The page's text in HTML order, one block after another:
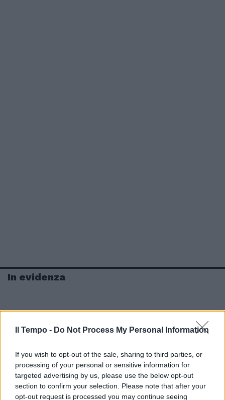
Il Tempo - Do Not Process My Personal Information
If you wish to opt-out of the sale, sharing to third parties, or
processing of your personal or sensitive information for
targeted advertising by us, please use the below opt-out
section to confirm your selection. Please note that after your
opt-out request is processed you may continue seeing
In evidenza